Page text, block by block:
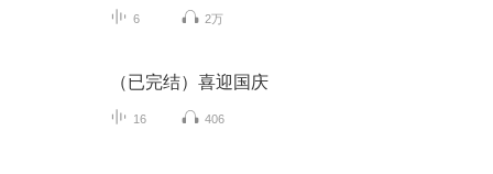
6 2万
（已完结）喜迎国庆
16 406